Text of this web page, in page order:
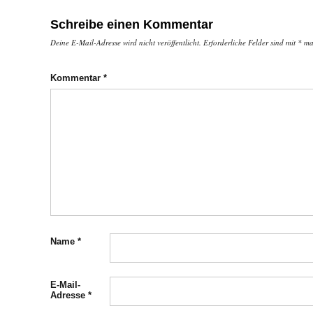
Schreibe einen Kommentar
Deine E-Mail-Adresse wird nicht veröffentlicht. Erforderliche Felder sind mit *
Kommentar *
Name *
E-Mail-
Adresse *